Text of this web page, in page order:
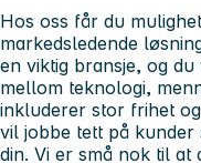
Hos oss får du
markedsledende
en viktig bransje, og
mellom teknologi,
inkluderer stor frihet
vil jobbe tett på
din. Vi er små nok til